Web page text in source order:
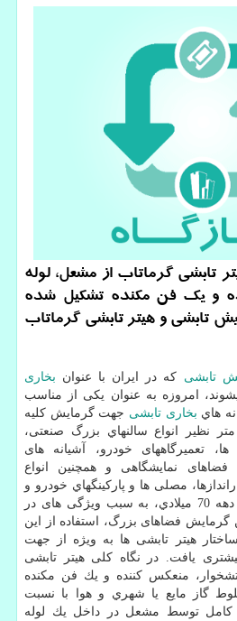
تابشی گرماتاب از مشعل، لوله
و یك فن مكنده تشكیل شده
تابشی و هیتر تابشی گرماتاب
تابشی که در ایران با عنوان بخاری
امروزه به عنوان یکی از مناسب
هاي بخاری تابشی جهت گرمایش كليه
فضاهاي با ارتفاع بالاي 3 متر نظیر انواع سالنهاي بزرگ صنعتی،
ها، تعمیرگاههای خودرو، آشیانه های
فضاهای نمایشگاهی و همچنین انواع
مصلی ها و پاركينگهاي خودرو و
... شناخته میشوند. پس از دهه 70 ميلادي، به سبب ویژگی های در
گرمایش فضاهای بزرگ، استفاده از این
هیتر تابشی ها به ویژه از جهت
یافت. در نگاه کلی هیتر تابشی
منعکس كننده و یك فن مکنده
گاز مایع یا شهري و هوا با نسبت
توسط مشعل در داخل یك لوله